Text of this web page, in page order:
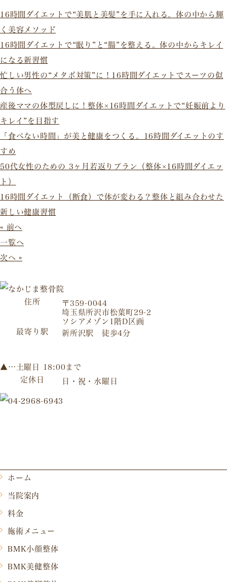
16時間ダイエットで“美肌と美髪”を手に入れる。体の中から輝
く美容メソッド
16時間ダイエットで“眠り”と“腸”を整える。体の中からキレイ
になる新習慣
忙しい男性の“メタボ対策”に！16時間ダイエットでスーツの似
合う体へ
産後ママの体型戻しに！整体×16時間ダイエットで“妊娠前より
キレイ”を目指す
「食べない時間」が美と健康をつくる。16時間ダイエットのす
すめ
50代女性のための 3ヶ月若返りプラン（整体×16時間ダイエッ
ト）
16時間ダイエット（断食）で体が変わる？整体と組み合わせた
新しい健康習慣
« 前へ
一覧へ
次へ »
住所
〒359-0044
埼玉県所沢市松葉町29-2
ソシアメゾン1階D区画
最寄り駅
新所沢駅 徒歩4分
▲…土曜日 18:00まで
定休日
日・祝・水曜日
ホーム
当院案内
料金
施術メニュー
BMK小顔整体
BMK美健整体